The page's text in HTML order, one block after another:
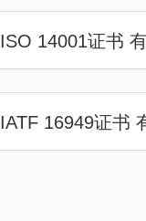
ISO 14001证书
IATF 16949证书